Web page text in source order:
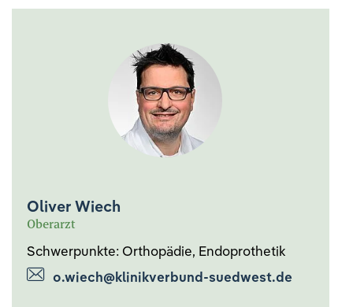
Oliver Wiech
Oberarzt
Schwerpunkte: Orthopädie, Endoprothetik
o.wiech@klinikverbund-suedwest.de